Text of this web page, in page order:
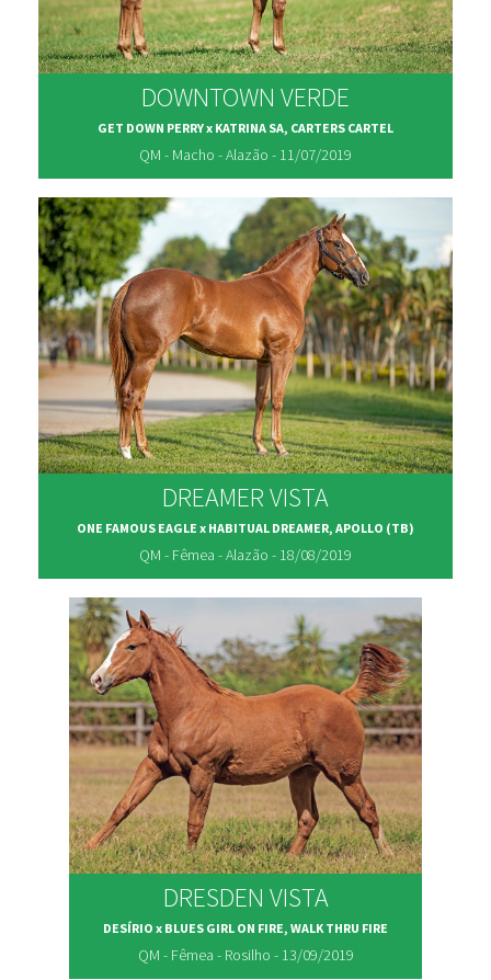
DOWNTOWN VERDE
GET DOWN PERRY x KATRINA SA, CARTERS CARTEL
QM - Macho - Alazão - 11/07/2019
DREAMER VISTA
ONE FAMOUS EAGLE x HABITUAL DREAMER, APOLLO (TB)
QM - Fêmea - Alazão - 18/08/2019
DRESDEN VISTA
DESÍRIO x BLUES GIRL ON FIRE, WALK THRU FIRE
QM - Fêmea - Rosilho - 13/09/2019